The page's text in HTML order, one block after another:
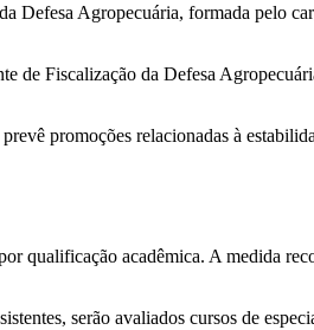
Defesa Agropecuária, formada pelo
de Fiscalização da Defesa
promoções relacionadas à
qualificação acadêmica. A medida
serão avaliados cursos de